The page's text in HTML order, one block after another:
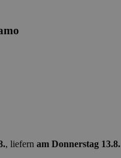
, liefern am Donnerstag 13.8.